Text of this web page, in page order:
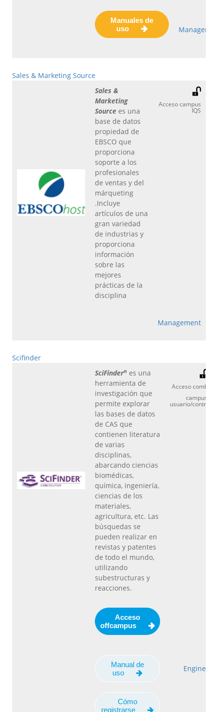
Manuales de
uso
Sales & Marketing Source
Sales &
Marketing
Source es una
base de datos
propiedad de
EBSCO que
proporciona
soporte a los
profesionales
de ventas y del
márqueting
.Incluye
artículos de una
gran variedad
de industrias y
proporciona
información
sobre las
mejores
prácticas de la
disciplina
Acceso campus
IQS
Management
Scifinder
SciFindern es una
herramienta de
investigación que
permite explorar
las bases de datos
de CAS que
contienen literatura
de varias
disciplinas,
abarcando ciencias
biomédicas,
química, ingeniería,
ciencias de los
materiales,
agricultura, etc. Las
búsquedas se
pueden realizar en
revistas y patentes
de todo el mundo,
utilizando
subestructuras y
reacciones.
Acceso
campus
usuario/
Acceso
offcampus
Manual de
uso
Cómo
registrarse